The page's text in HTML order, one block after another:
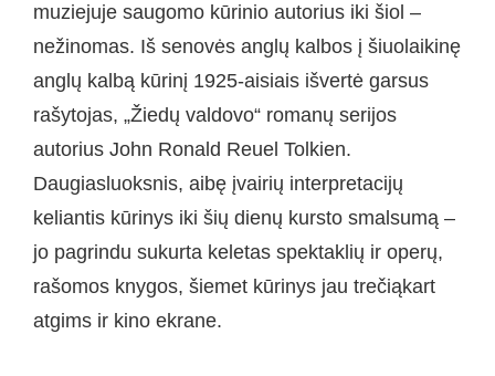
muziejuje saugomo kūrinio autorius iki šiol –
nežinomas. Iš senovės anglų kalbos į šiuolaikinę
anglų kalbą kūrinį 1925-aisiais išvertė garsus
rašytojas, „Žiedų valdovo“ romanų serijos
autorius John Ronald Reuel Tolkien.
Daugiasluoksnis, aibę įvairių interpretacijų
keliantis kūrinys iki šių dienų kursto smalsumą –
jo pagrindu sukurta keletas spektaklių ir operų,
rašomos knygos, šiemet kūrinys jau trečiąkart
atgims ir kino ekrane.